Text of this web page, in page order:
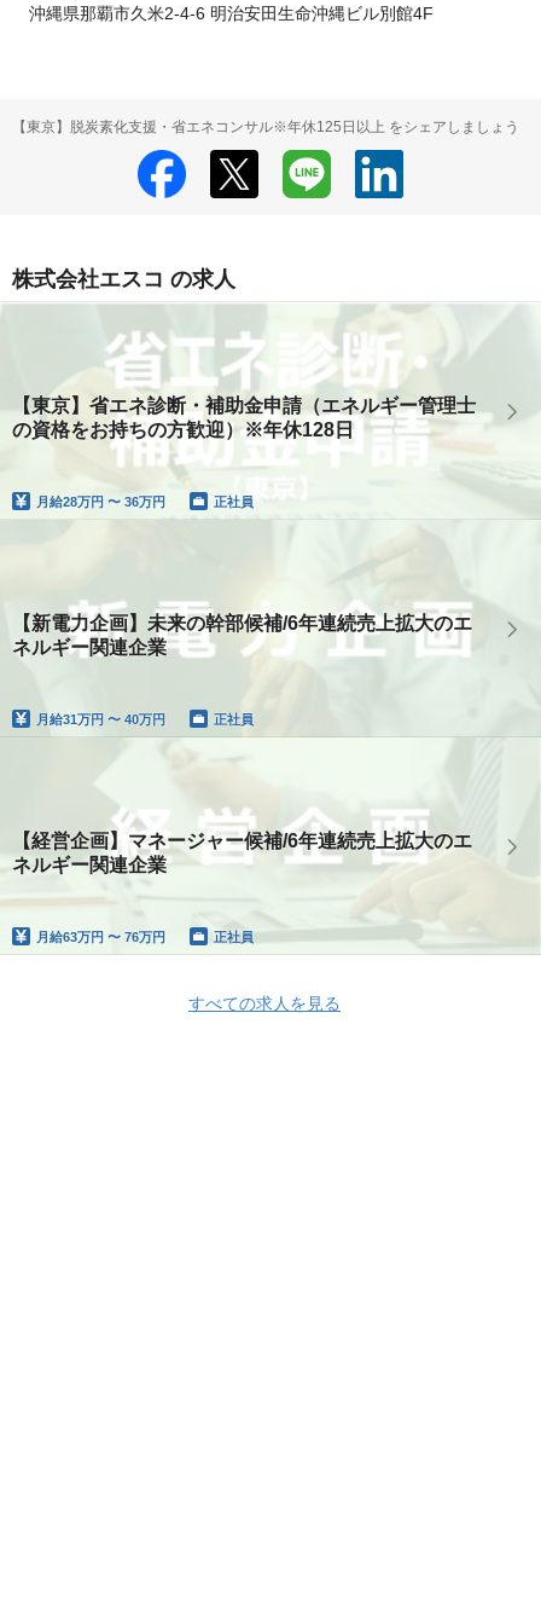
沖縄県那覇市久米2-4-6 明治安田生命沖縄ビル別館4F
【東京】脱炭素化支援・省エネコンサル※年休125日以上 をシェアしましょう
株式会社エスコ の求人
【東京】省エネ診断・補助金申請（エネルギー管理士
の資格をお持ちの方歓迎）※年休128日
月給28万円 〜 36万円 正社員
【新電力企画】未来の幹部候補/6年連続売上拡大のエ
ネルギー関連企業
月給31万円 〜 40万円 正社員
【経営企画】マネージャー候補/6年連続売上拡大のエ
ネルギー関連企業
月給63万円 〜 76万円 正社員
すべての求人を見る